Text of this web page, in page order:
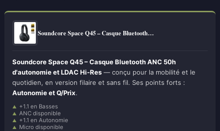
Soundcore Space Q45 – Casque Bluetooth…
Soundcore Space Q45 – Casque Bluetooth ANC 50h
d'autonomie et LDAC Hi-Res — conçu pour la mobilité et le
quotidien, en version filaire et sans fil. Ses points forts :
Autonomie et Q/Prix.
+1.1 en Basses
ANC disponible
+1.1 en Autonomie
Micro disponible